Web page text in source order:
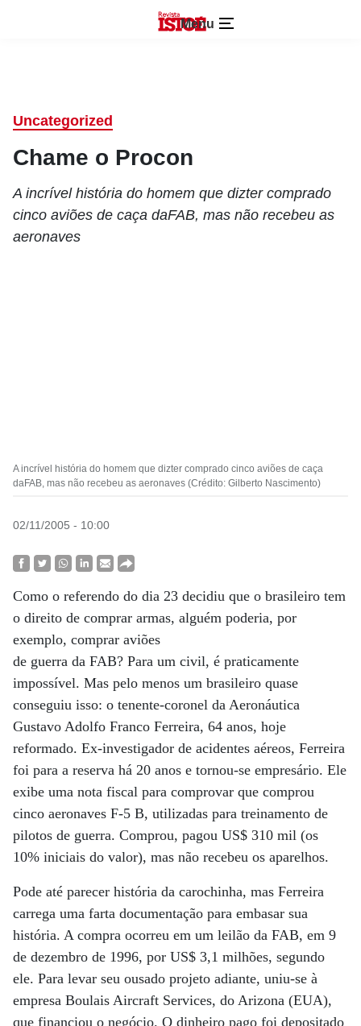
Menu
Uncategorized
Chame o Procon
A incrível história do homem que dizter comprado
cinco aviões de caça daFAB, mas não recebeu as
aeronaves
A incrível história do homem que dizter comprado cinco aviões de caça
daFAB, mas não recebeu as aeronaves (Crédito: Gilberto Nascimento)
02/11/2005 - 10:00
Como o referendo do dia 23 decidiu que o brasileiro tem
o direito de comprar armas, alguém poderia, por
exemplo, comprar aviões
de guerra da FAB? Para um civil, é praticamente
impossível. Mas pelo menos um brasileiro quase
conseguiu isso: o tenente-coronel da Aeronáutica
Gustavo Adolfo Franco Ferreira, 64 anos, hoje
reformado. Ex-investigador de acidentes aéreos, Ferreira
foi para a reserva há 20 anos e tornou-se empresário. Ele
exibe uma nota fiscal para comprovar que comprou
cinco aeronaves F-5 B, utilizadas para treinamento de
pilotos de guerra. Comprou, pagou US$ 310 mil (os
10% iniciais do valor), mas não recebeu os aparelhos.
Pode até parecer história da carochinha, mas Ferreira
carrega uma farta documentação para embasar sua
história. A compra ocorreu em um leilão da FAB, em 9
de dezembro de 1996, por US$ 3,1 milhões, segundo
ele. Para levar seu ousado projeto adiante, uniu-se à
empresa Boulais Aircraft Services, do Arizona (EUA),
que financiou o negócio. O dinheiro pago foi depositado